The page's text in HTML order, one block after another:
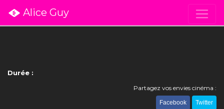
Alice Guy
Durée :
Partagez vos envies cinéma :
Facebook Twitter